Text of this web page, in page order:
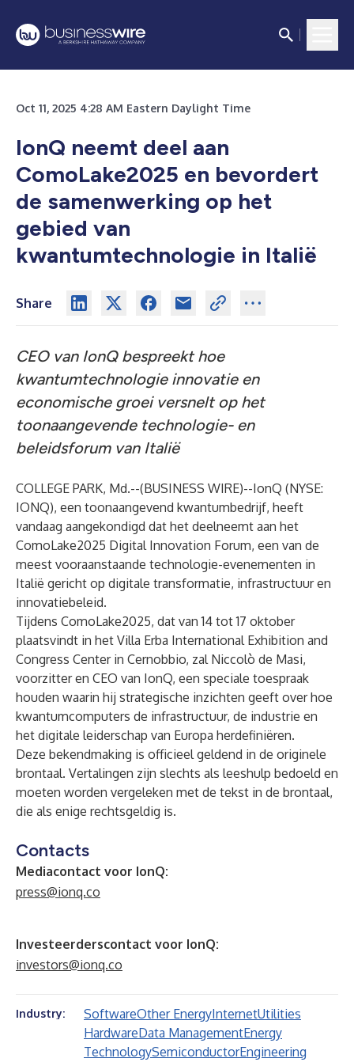
Oct 11, 2025 4:28 AM Eastern Daylight Time
IonQ neemt deel aan
ComoLake2025 en bevordert
de samenwerking op het
gebied van
kwantumtechnologie in Italië
Share
CEO van IonQ bespreekt hoe
kwantumtechnologie innovatie en
economische groei versnelt op het
toonaangevende technologie- en
beleidsforum van Italië
COLLEGE PARK, Md.--(BUSINESS WIRE)--IonQ (NYSE:
IONQ), een toonaangevend kwantumbedrijf, heeft
vandaag aangekondigd dat het deelneemt aan het
ComoLake2025 Digital Innovation Forum, een van de
meest vooraanstaande technologie-evenementen in
Italië gericht op digitale transformatie, infrastructuur en
innovatiebeleid.
Tijdens ComoLake2025, dat van 14 tot 17 oktober
plaatsvindt in het Villa Erba International Exhibition and
Congress Center in Cernobbio, zal Niccolò de Masi,
voorzitter en CEO van IonQ, een speciale toespraak
houden waarin hij strategische inzichten geeft over hoe
kwantumcomputers de infrastructuur, de industrie en
het digitale leiderschap van Europa herdefiniëren.
Deze bekendmaking is officieel geldend in de originele
brontaal. Vertalingen zijn slechts als leeshulp bedoeld en
moeten worden vergeleken met de tekst in de brontaal,
die als enige rechtsgeldig is.
Contacts
Mediacontact voor IonQ:
press@ionq.co
Investeerderscontact voor IonQ:
investors@ionq.co
Industry: SoftwareOther EnergyInternetUtilities
HardwareData ManagementEnergy
TechnologySemiconductorEngineering